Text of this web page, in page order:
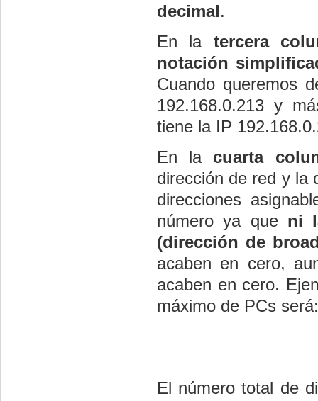
decimal.
En la tercera
notación
Cuando queremos
192.168.0.213 y
tiene la IP
En la cuarta
dirección de red y la
direcciones
número ya que ni
(dirección de
acaben en cero,
acaben en cero.
máximo de PCs será:
El número total de